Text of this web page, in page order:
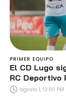
PRIMER EQUIPO
El CD Lugo
RC Deportivo
agosto 1, 10:00 PM